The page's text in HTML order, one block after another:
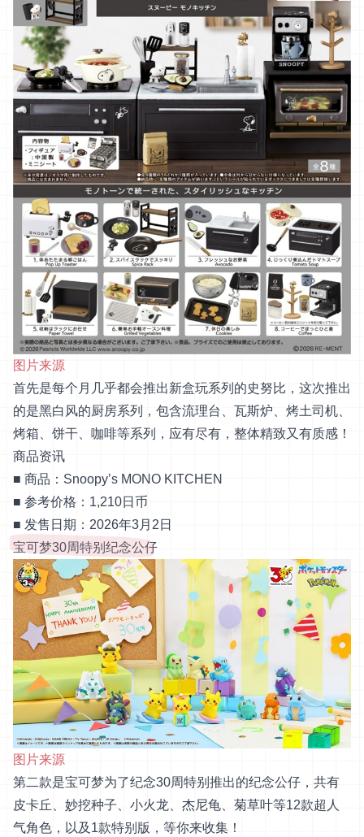
图片来源
首先是每个月几乎都会推出新盒玩系列的史努比，这次推出
的是黑白风的厨房系列，包含流理台、瓦斯炉、烤土司机、
烤箱、饼干、咖啡等系列，应有尽有，整体精致又有质感！
商品资讯
■ 商品：Snoopy’s MONO KITCHEN
■ 参考价格：1,210日币
■ 发售日期：2026年3月2日
宝可梦30周特别纪念公仔
图片来源
第二款是宝可梦为了纪念30周特别推出的纪念公仔，共有
皮卡丘、妙挖种子、小火龙、杰尼龟、菊草叶等12款超人
气角色，以及1款特别版，等你来收集！